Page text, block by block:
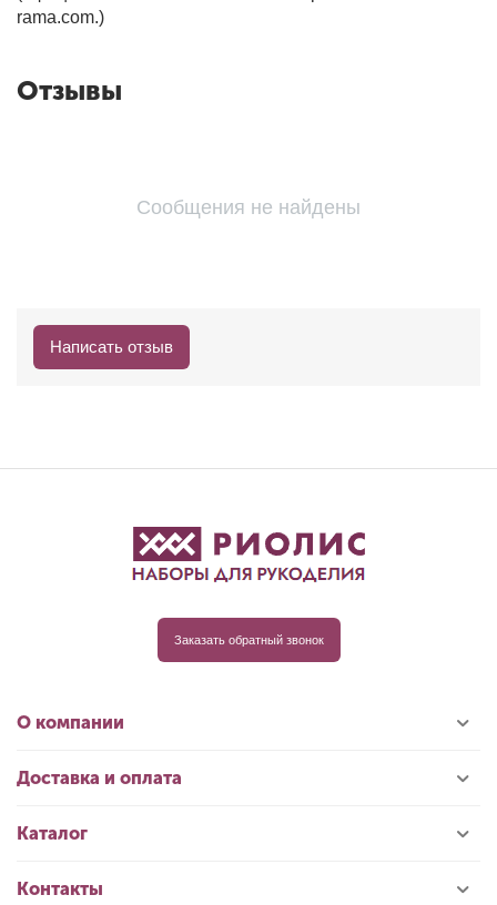
rama.com.)
Отзывы
Сообщения не найдены
Написать отзыв
Заказать обратный звонок
О компании
Доставка и оплата
Каталог
Контакты